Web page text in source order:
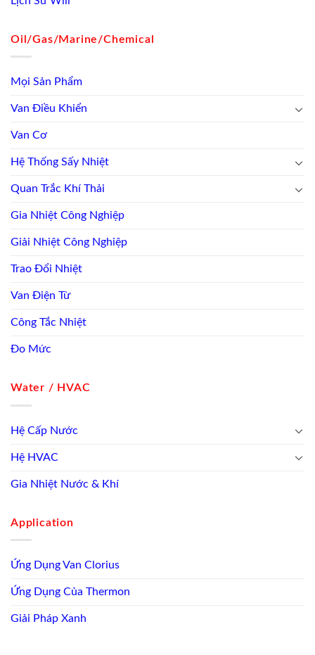
Oil/Gas/Marine/Chemical
Mọi Sản Phẩm
Van Điều Khiển
Van Cơ
Hệ Thống Sấy Nhiệt
Quan Trắc Khí Thải
Gia Nhiệt Công Nghiệp
Giải Nhiệt Công Nghiệp
Trao Đổi Nhiệt
Van Điện Từ
Công Tắc Nhiệt
Đo Mức
Water / HVAC
Hệ Cấp Nước
Hệ HVAC
Gia Nhiệt Nước & Khí
Application
Ứng Dụng Van Clorius
Ứng Dụng Của Thermon
Giải Pháp Xanh